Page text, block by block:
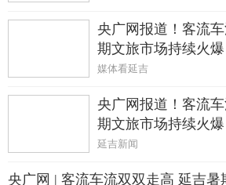
央广网报道！客流
期文旅市场持续火爆
媒体看延吉
央广网报道！客流
期文旅市场持续火爆
延吉新闻
央广网 | 客流车流双双走高 延吉暑